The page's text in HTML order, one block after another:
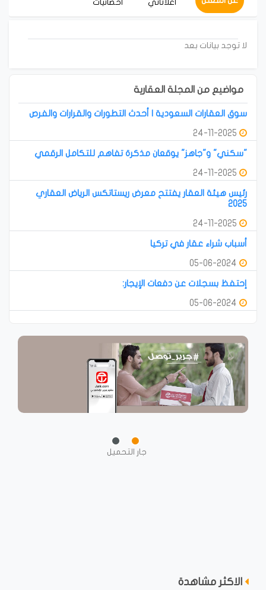
أعلاناتي احصائيات
لا توجد بيانات بعد
مواضيع من المجلة العقارية
سوق العقارات السعودية | أحدث التطورات والقرارات والفرص
"سكني" و"جاهز" يوقعان مذكرة تفاهم للتكامل الرقمي
رئيس هيئة العقار يفتتح معرض ريستاتكس الرياض العقاري
2025
أسباب شراء عقار في تركيا
إحتفظ بسجلات عن دفعات الإيجار:
جار التحميل
الاكثر مشاهدة